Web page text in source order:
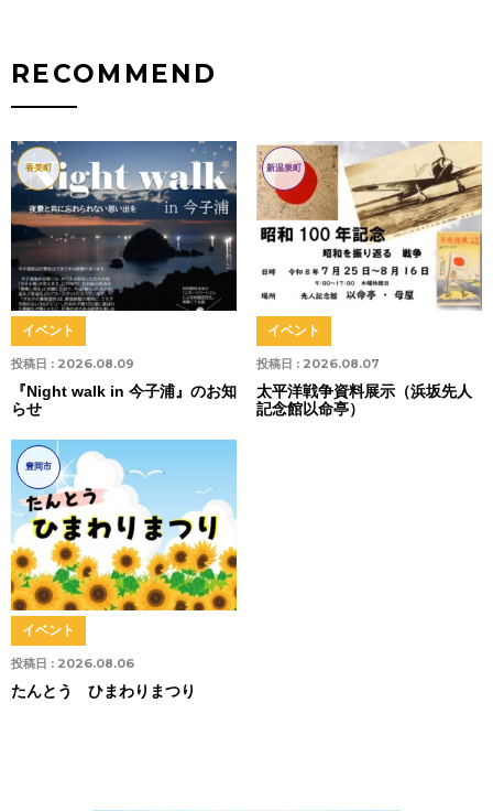
RECOMMEND
香美町
投稿日 : 2026.08.09
イベント
『Night walk in 今子浦』のお知
らせ
新温泉町
投稿日 : 2026.08.07
イベント
太平洋戦争資料展示（浜坂先人
記念館以命亭）
豊岡市
投稿日 : 2026.08.06
イベント
たんとう ひまわりまつり